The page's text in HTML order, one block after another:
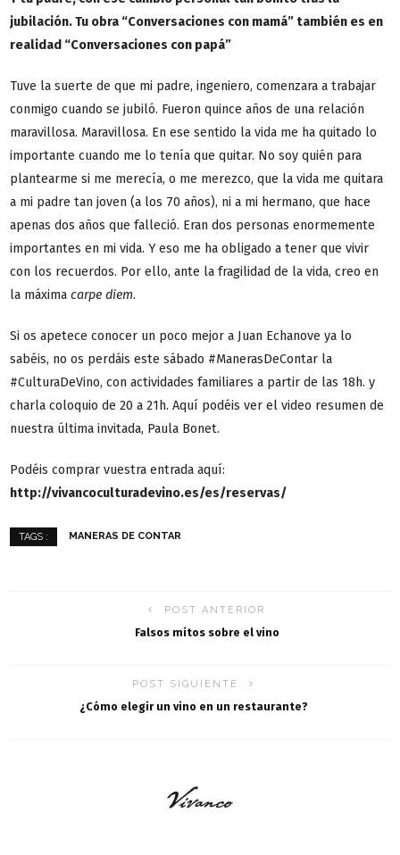
jubilación. Tu obra “Conversaciones con mamá” también es en
realidad “Conversaciones con papá”
Tuve la suerte de que mi padre, ingeniero, comenzara a trabajar
conmigo cuando se jubiló. Fueron quince años de una relación
maravillosa. Maravillosa. En ese sentido la vida me ha quitado lo
importante cuando me lo tenía que quitar. No soy quién para
plantearme si me merecía, o me merezco, que la vida me quitara
a mi padre tan joven (a los 70 años), ni a mi hermano, que hace
apenas dos años que falleció. Eran dos personas enormemente
importantes en mi vida. Y eso me ha obligado a tener que vivir
con los recuerdos. Por ello, ante la fragilidad de la vida, creo en
la máxima carpe diem.
Si os apetece conocer un poco mejor a Juan Echanove ya lo
sabéis, no os perdáis este sábado #ManerasDeContar la
#CulturaDeVino, con actividades familiares a partir de las 18h. y
charla coloquio de 20 a 21h. Aquí podéis ver el video resumen de
nuestra última invitada, Paula Bonet.
Podéis comprar vuestra entrada aquí:
http://vivancoculturadevino.es/es/reservas/
TAGS : MANERAS DE CONTAR
POST ANTERIOR
Falsos mitos sobre el vino
POST SIGUIENTE
¿Cómo elegir un vino en un restaurante?